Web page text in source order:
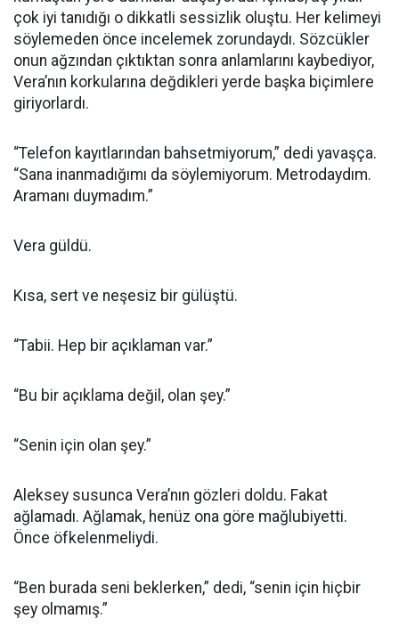
çok iyi tanıdığı o dikkatli sessizlik oluştu. Her kelimeyi
söylemeden önce incelemek zorundaydı. Sözcükler
onun ağzından çıktıktan sonra anlamlarını kaybediyor,
Vera’nın korkularına değdikleri yerde başka biçimlere
giriyorlardı.
“Telefon kayıtlarından bahsetmiyorum,” dedi yavaşça.
“Sana inanmadığımı da söylemiyorum. Metrodaydım.
Aramanı duymadım.”
Vera güldü.
Kısa, sert ve neşesiz bir gülüştü.
“Tabii. Hep bir açıklaman var.”
“Bu bir açıklama değil, olan şey.”
“Senin için olan şey.”
Aleksey susunca Vera’nın gözleri doldu. Fakat
ağlamadı. Ağlamak, henüz ona göre mağlubiyetti.
Önce öfkelenmeliydi.
“Ben burada seni beklerken,” dedi, “senin için hiçbir
şey olmamış.”